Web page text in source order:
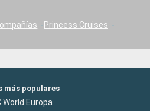
Princess Cruises
más populares
World Europa